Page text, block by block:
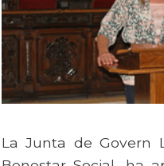
La Junta de Govern